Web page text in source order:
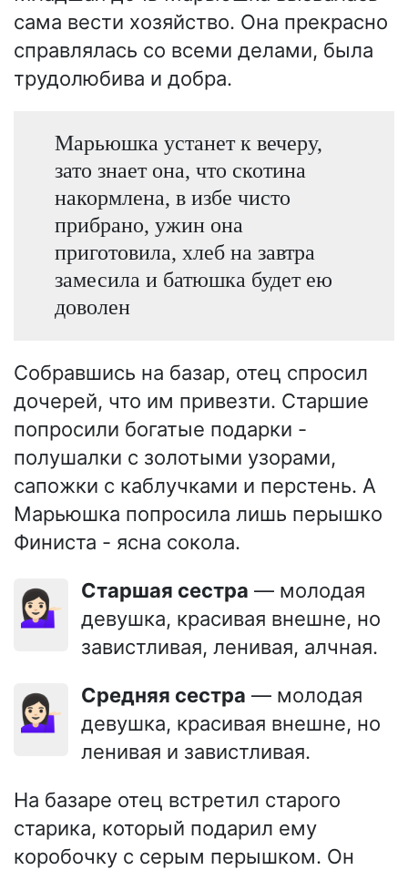
сама вести хозяйство. Она прекрасно
справлялась со всеми делами, была
трудолюбива и добра.
Марьюшка устанет к вечеру,
зато знает она, что скотина
накормлена, в избе чисто
прибрано, ужин она
приготовила, хлеб на завтра
замесила и батюшка будет ею
доволен
Собравшись на базар, отец спросил
дочерей, что им привезти. Старшие
попросили богатые подарки -
полушалки с золотыми узорами,
сапожки с каблучками и перстень. А
Марьюшка попросила лишь перышко
Финиста - ясна сокола.
💁🏻‍♀️ Старшая сестра — молодая
девушка, красивая внешне, но
завистливая, ленивая, алчная.
💁🏻‍♀️ Средняя сестра — молодая
девушка, красивая внешне, но
ленивая и завистливая.
На базаре отец встретил старого
старика, который подарил ему
коробочку с серым перышком. Он